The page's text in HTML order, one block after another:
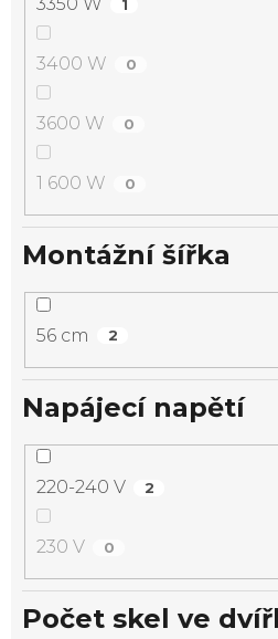
1
3400 W 0
3600 W 0
1 600 W 0
Montážní šířka
56 cm 2
Napájecí napětí
220-240 V 2
230 V 0
Počet skel ve